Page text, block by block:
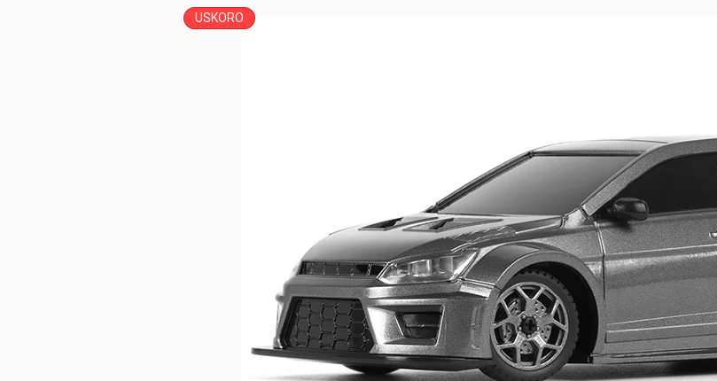
USKORO